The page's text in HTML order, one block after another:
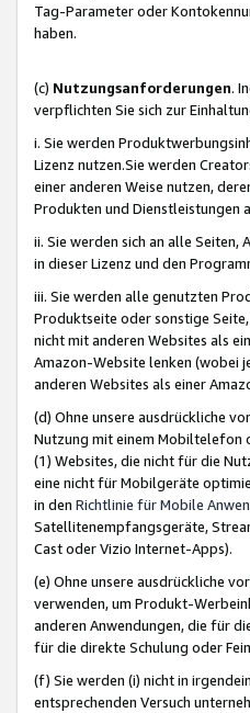
Tag-Parameter oder
haben.
(c) Nutzungsanforderungen.
verpflichten Sie sich zur
i. Sie werden
Lizenz nutzen.Sie werden
einer anderen Weise nutzen,
Produkten und Dienstleistungen
ii. Sie werden sich an alle
in dieser Lizenz und den
iii. Sie werden alle genutzten
Produktseite oder sonstige
nicht mit anderen Websites als
Amazon-Website lenken (wobei
anderen Websites als einer
(d) Ohne unsere ausdrückliche
Nutzung mit einem Mobiltelefon
(1) Websites, die nicht für die
eine nicht für Mobilgeräte
in den Richtlinie für Mobile
Satellitenempfangsgeräte,
Cast oder Vizio Internet-Apps).
(e) Ohne unsere ausdrückliche
verwenden, um Produkt-
anderen Anwendungen, die für
für die direkte Schulung oder
(f) Sie werden (i) nicht in
entsprechenden Versuch